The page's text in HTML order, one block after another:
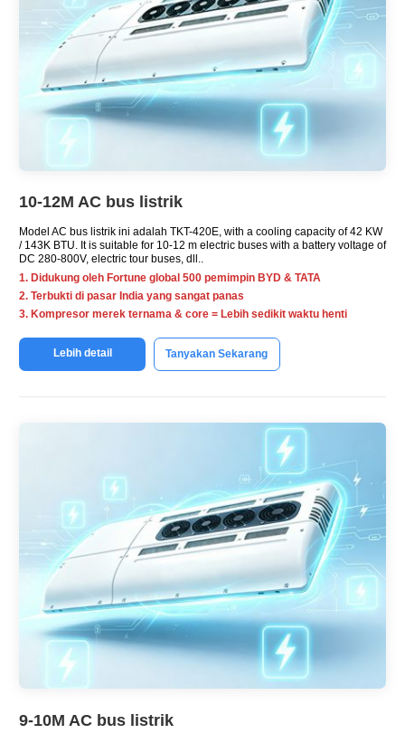
10-12M AC bus listrik
Model AC bus listrik ini adalah TKT-420E, with a cooling capacity of42 KW
/ 143K BTU. It is suitable for 10-12 m electric buses with a battery voltage of
DC 280-800V, electric tour buses, dll..
1. Didukung oleh Fortune global 500 pemimpin BYD & TATA
2. Terbukti di pasar India yang sangat panas
3. Kompresor merek ternama & core = Lebih sedikit waktu henti
Lebih detail Tanyakan Sekarang
9-10M AC bus listrik